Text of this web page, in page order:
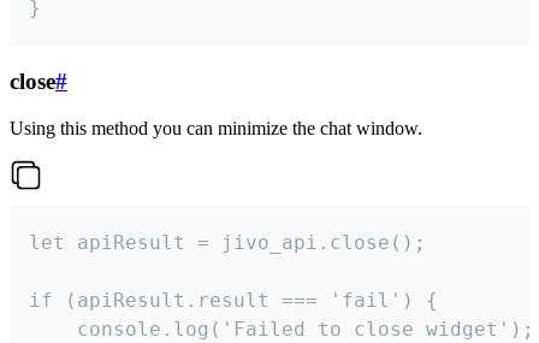
}
close#
Using this method you can minimize the chat window.
let apiResult = jivo_api.close();
if (apiResult.result === 'fail') {
    console.log('Failed to close widget');